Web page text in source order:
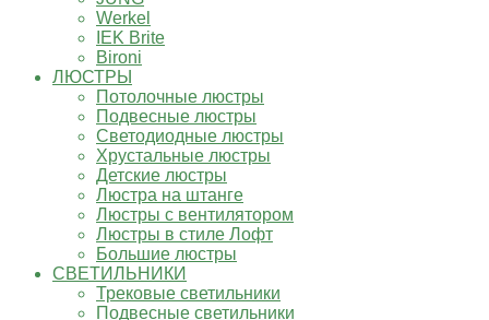
Werkel
IEK Brite
Bironi
ЛЮСТРЫ
Потолочные люстры
Подвесные люстры
Светодиодные люстры
Хрустальные люстры
Детские люстры
Люстра на штанге
Люстры с вентилятором
Люстры в стиле Лофт
Большие люстры
СВЕТИЛЬНИКИ
Трековые светильники
Подвесные светильники